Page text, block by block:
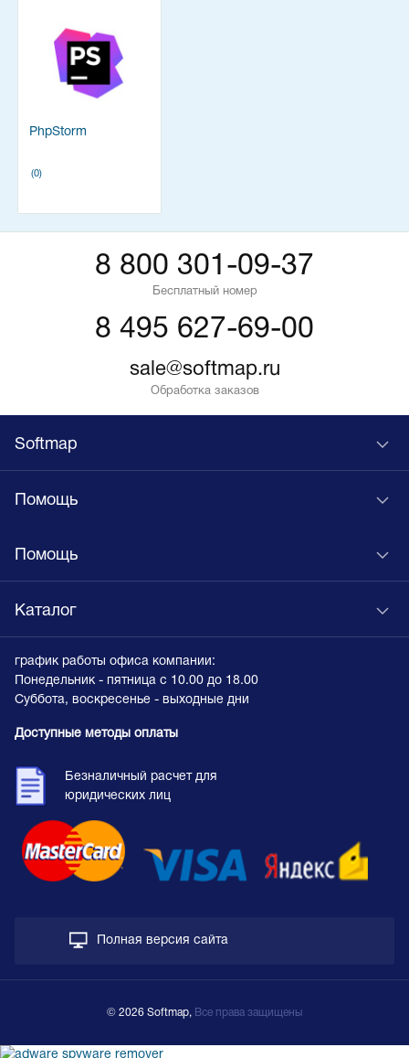
PhpStorm
(0)
8 800 301-09-37
Бесплатный номер
8 495 627-69-00
sale@softmap.ru
Обработка заказов
Softmap
Помощь
Помощь
Каталог
график работы офиса компании:
Понедельник - пятница с 10.00 до 18.00
Суббота, воскресенье - выходные дни
Доступные методы оплаты
Безналичный расчет для
юридических лиц
Полная версия сайта
© 2026 Softmap, Все права защищены